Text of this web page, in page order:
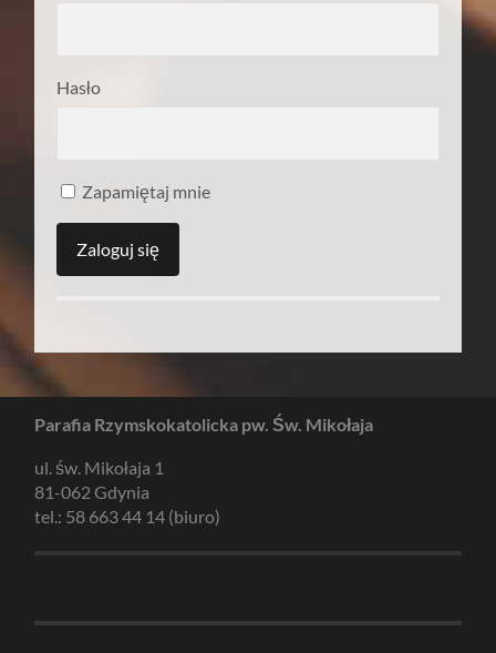
Hasło
Zapamiętaj mnie
Parafia Rzymskokatolicka pw. Św. Mikołaja
ul. św. Mikołaja 1
81-062 Gdynia
tel.: 58 663 44 14 (biuro)